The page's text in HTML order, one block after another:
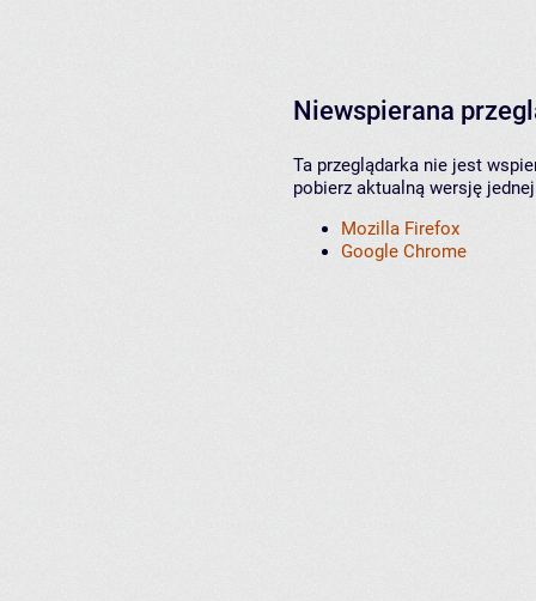
Niewspierana
Ta przeglądarka nie jest
pobierz aktualną wersję
Mozilla Firefox
Google Chrome